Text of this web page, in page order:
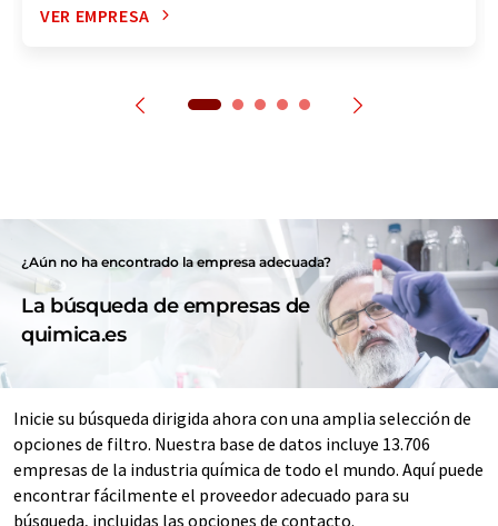
VER EMPRESA
¿Aún no ha encontrado la empresa adecuada?
La búsqueda de empresas de
quimica.es
Inicie su búsqueda dirigida ahora con una amplia selección de
opciones de filtro. Nuestra base de datos incluye 13.706
empresas de la industria química de todo el mundo. Aquí puede
encontrar fácilmente el proveedor adecuado para su
búsqueda, incluidas las opciones de contacto.